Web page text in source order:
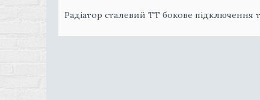
Радіатор сталевий ТТ бокове підключення